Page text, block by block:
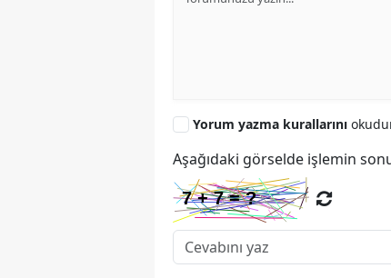
Yorum yazma kurallarını
Aşağıdaki görselde işlemin